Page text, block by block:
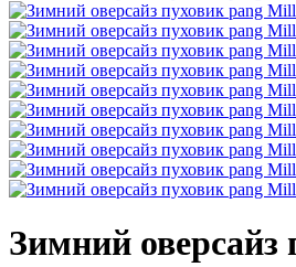
Зимний оверсайз